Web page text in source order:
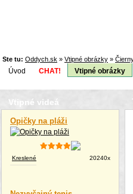
Ste tu: Oddych.sk » Vtipné obrázky »
Úvod
CHAT! Vtipné obrázky
Vtipné videá
Opičky na pláži
Kreslené 20240x